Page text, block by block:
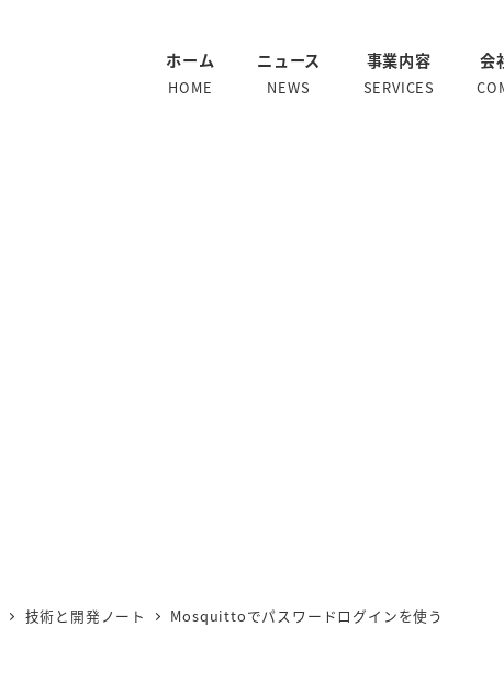
ホーム
HOME
ニュース
NEWS
事業内容
SERVICES
会
技術と開発ノート Mosquittoでパスワードログインを使う